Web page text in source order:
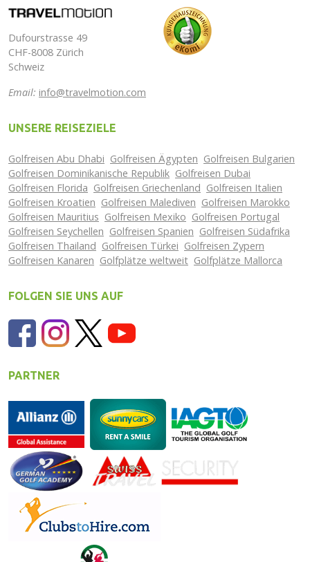
Dufourstrasse 49
CHF-8008 Zürich
Schweiz
Email: info@travelmotion.com
UNSERE REISEZIELE
Golfreisen Abu Dhabi Golfreisen Ägypten Golfreisen Bulgarien
Golfreisen Dominikanische Republik Golfreisen Dubai
Golfreisen Florida Golfreisen Griechenland Golfreisen Italien
Golfreisen Kroatien Golfreisen Malediven Golfreisen Marokko
Golfreisen Mauritius Golfreisen Mexiko Golfreisen Portugal
Golfreisen Seychellen Golfreisen Spanien Golfreisen Südafrika
Golfreisen Thailand Golfreisen Türkei Golfreisen Zypern
Golfreisen Kanaren Golfplätze weltweit Golfplätze Mallorca
FOLGEN SIE UNS AUF
PARTNER